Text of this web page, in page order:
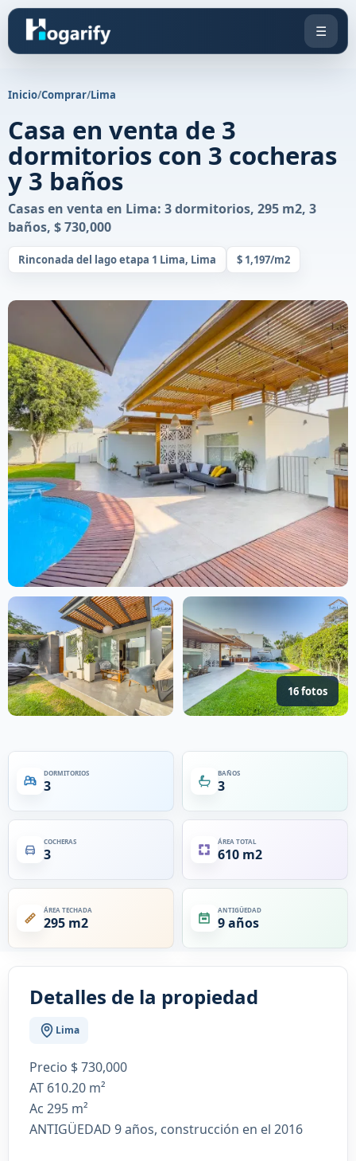
☰
Inicio/Comprar/Lima
Casa en venta de 3
dormitorios con 3 cocheras
y 3 baños
Casas en venta en Lima: 3 dormitorios, 295 m2, 3
baños, $ 730,000
Rinconada del lago etapa 1 Lima, Lima $ 1,197/m2
16 fotos
DORMITORIOS
3
BAÑOS
3
COCHERAS
3
ÁREA TOTAL
610 m2
ÁREA TECHADA
295 m2
ANTIGÜEDAD
9 años
Detalles de la propiedad
Lima
Precio $ 730,000
AT 610.20 m²
Ac 295 m²
ANTIGÜEDAD 9 años, construcción en el 2016